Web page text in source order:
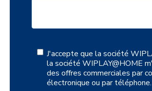
J'accepte que la société
la société WIPLAY@HOME
des offres commerciales par
électronique ou par téléphone.